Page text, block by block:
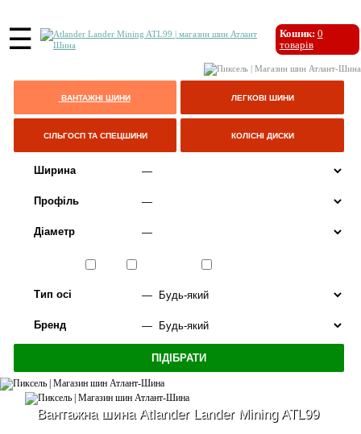
☰ Кошик: 0
товарів
ВАНТАЖНІ ШИНИ ЛЕГКОВІ ШИНИ
СІЛЬГОСП ТА СПЕЦШИНИ КОЛІСНІ ДИСКИ
Ширина
Профіль
Діаметр
Тип осі
Бренд
Вантажна шина Atlander Lander Mining ATL99